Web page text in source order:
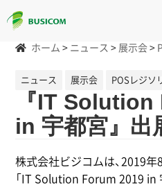
ホーム > ニュース > 展示会 >
ニュース 展示会 POSレジソ
『IT
in 宇都宮』出
株式会社ビジコムは、2019年
「IT Solution Forum 2019 in